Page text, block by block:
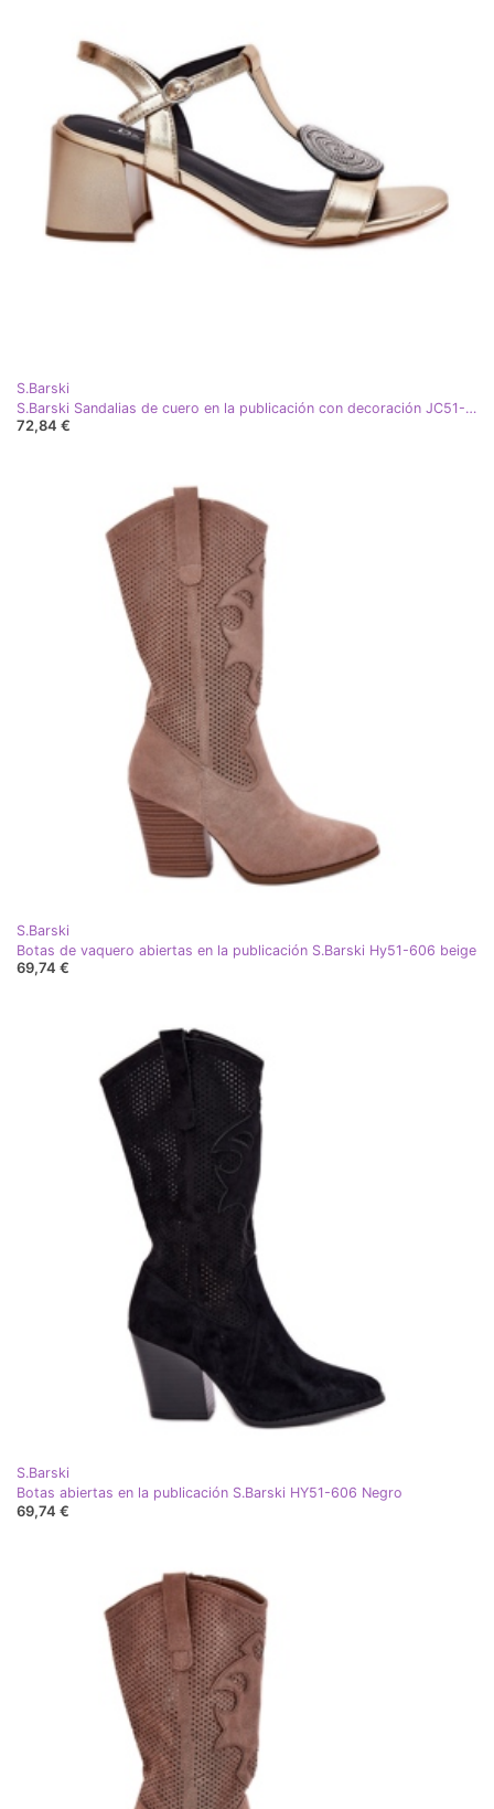
S.Barski
S.Barski Sandalias de cuero en la publicación con decoración JC51-842 Oro dorado
72,84 €
S.Barski
Botas de vaquero abiertas en la publicación S.Barski Hy51-606 beige
69,74 €
S.Barski
Botas abiertas en la publicación S.Barski HY51-606 Negro
69,74 €